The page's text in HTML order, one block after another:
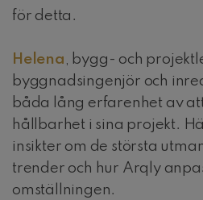
för detta.
Helena , bygg- och
byggnadsingenjör och
båda lång erfarenhet av
hållbarhet i sina projekt.
insikter om de största
trender och hur Arqly
omställningen.